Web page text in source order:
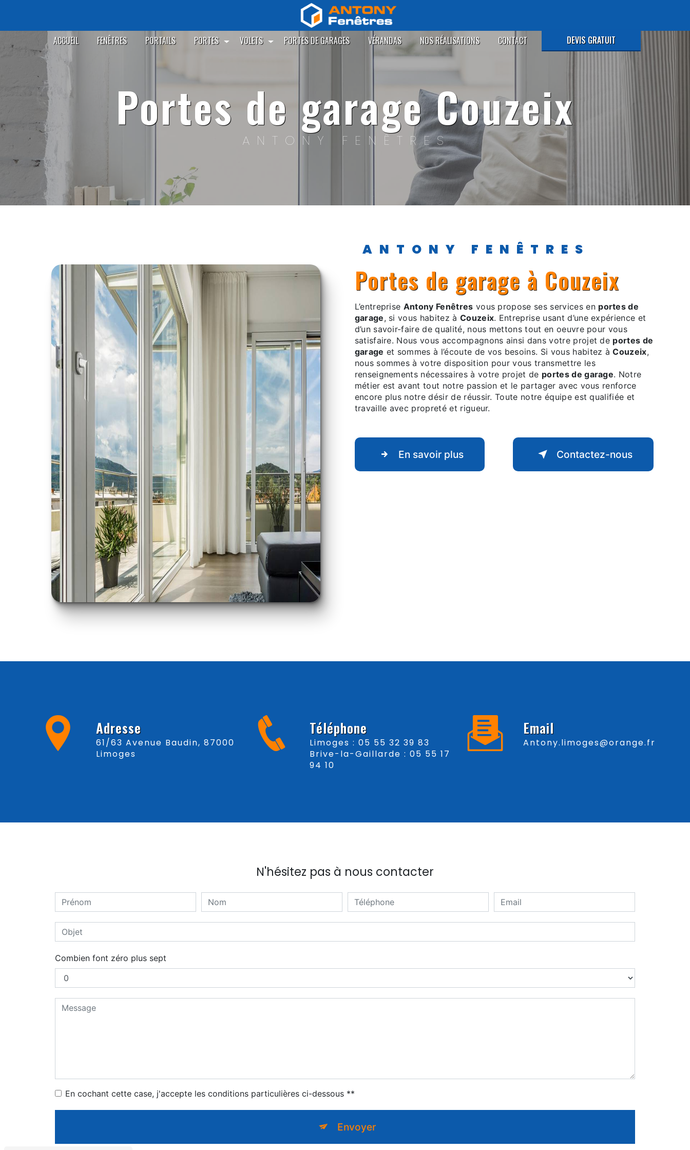
ACCUEIL FENÊTRES PORTAILS PORTES VOLETS PORTES DE GARAGES VÉRANDAS NOS RÉALISATIONS CONTACT DEVIS GRATUIT
portes de garage Couzeix
ANTONY FENÊTRES
ANTONY FENÊTRES
portes de garage à Couzeix
L’entreprise Antony Fenêtres vous propose ses services en portes de
garage, si vous habitez à Couzeix. Entreprise usant d’une expérience et
d’un savoir-faire de qualité, nous mettons tout en oeuvre pour vous
satisfaire. Nous vous accompagnons ainsi dans votre projet de portes de
garage et sommes à l’écoute de vos besoins. Si vous habitez àCouzeix,
nous sommes à votre disposition pour vous transmettre les
renseignements nécessaires à votre projet de portes de garage. Notre
métier est avant tout notre passion et le partager avec vous renforce
encore plus notre désir de réussir. Toute notre équipe est qualifiée et
travaille avec propreté et rigueur.
En savoir plus Contactez-nous
Adresse
61/63 Avenue Baudin, 87000
Limoges
Téléphone
Limoges : 05 55 32 39 83
Brive-la-Gaillarde : 05 55 17
94 10
Email
antony.limoges@orange.fr
N'hésitez pas à nous contacter
Combien font zéro plus sept
En cochant cette case, j'accepte les conditions particulières ci-dessous **
Envoyer